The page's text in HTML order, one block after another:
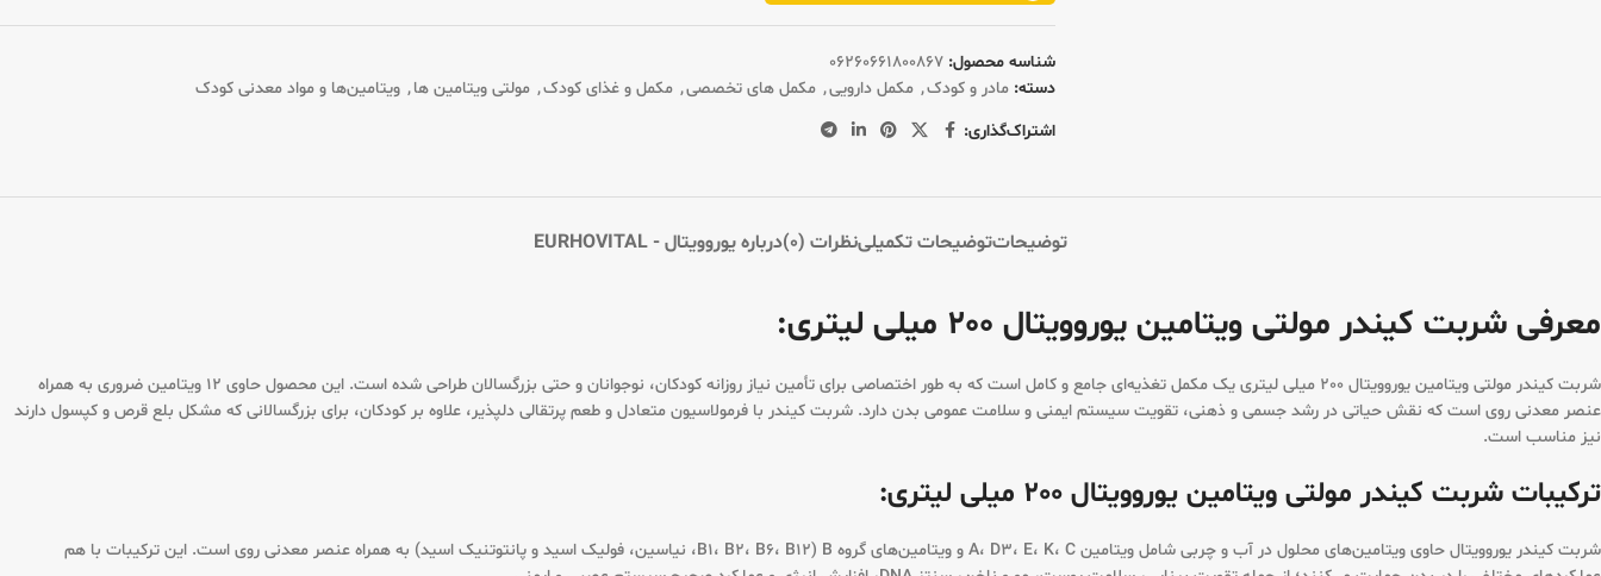
شناسه محصول: 06260661800867
دسته: مادر و کودک, مکمل دارویی, مکمل های تخصصی, مکمل و غذای کودک, مولتی ویتامین ها, ویتامین‌ها و مواد معدنی کودک
اشتراک‌گذاری:
توضیحاتتوضیحات تکمیلینظرات (0) درباره یوروویتال - EURHOVITAL
معرفی شربت کیندر مولتی ویتامین یوروویتال 200 میلی لیتری:
شربت کیندر مولتی ویتامین یوروویتال 200 میلی لیتری یک مکمل تغذیه‌ای جامع و کامل است که به طور اختصاصی برای تأمین نیاز روزانه کودکان، نوجوانان و حتی بزرگسالان طراحی شده است. این محصول حاوی 12 ویتامین ضروری به همراه
عنصر معدنی روی است که نقش حیاتی در رشد جسمی و ذهنی، تقویت سیستم ایمنی و سلامت عمومی بدن دارد. شربت کیندر با فرمولاسیون متعادل و طعم پرتقالی دلپذیر، علاوه بر کودکان، برای بزرگسالانی که مشکل بلع قرص و کپسول دارند
نیز مناسب است.
ترکیبات شربت کیندر مولتی ویتامین یوروویتال 200 میلی لیتری:
شربت کیندر یوروویتال حاوی ویتامین‌های محلول در آب و چربی شامل ویتامین A، D3، E، K، C و ویتامین‌های گروه B (B1، B2، B6، B12، نیاسین، فولیک اسید و پانتوتنیک اسید) به همراه عنصر معدنی روی است. این ترکیبات با هم